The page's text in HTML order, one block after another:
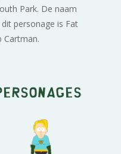
Park. De naam
dit personage is Fat
Cartman.